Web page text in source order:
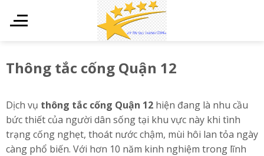
Thông tắc cống Quận 12
Dịch vụ thông tắc cống Quận 12hiện đang là nhu cầu
bức thiết của người dân sống tại khu vực này khi tình
trạng cống nghẹt, thoát nước chậm, mùi hôi lan tỏa ngày
càng phổ biến. Với hơn 10 năm kinh nghiệm trong lĩnh